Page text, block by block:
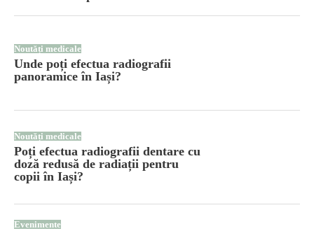
Noutăți medicale
Unde poți efectua radiografii
panoramice în Iași?
Noutăți medicale
Poți efectua radiografii dentare cu
doză redusă de radiații pentru
copii în Iași?
Evenimente